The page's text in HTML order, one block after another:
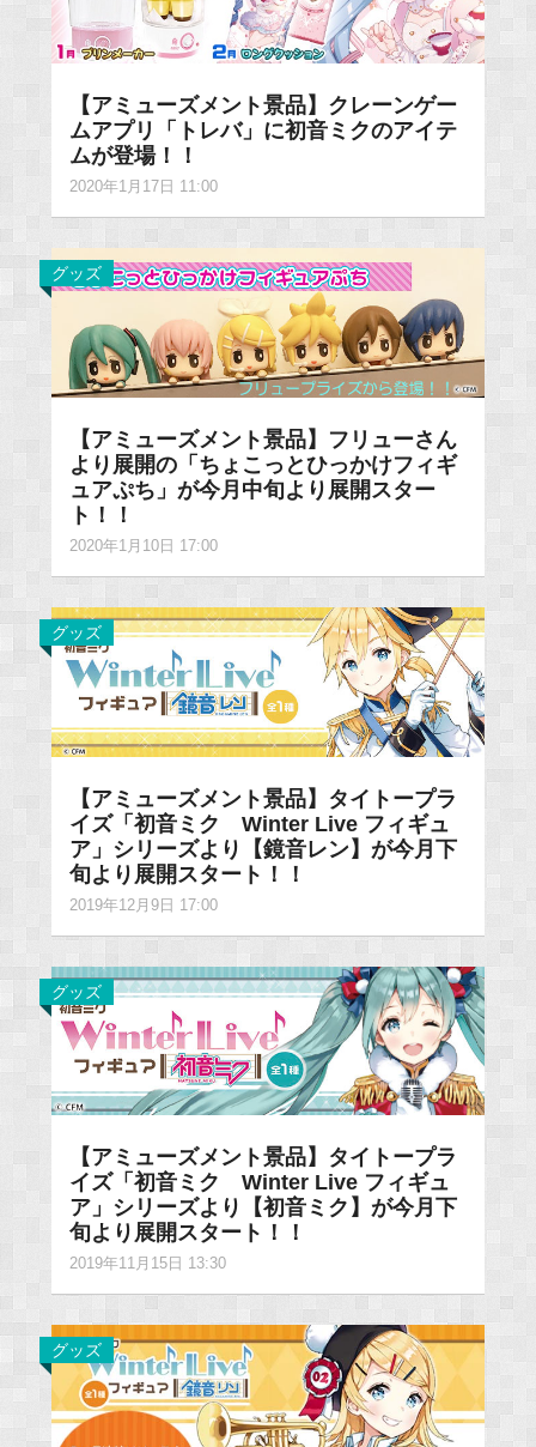
【アミューズメント景品】クレーンゲー
ムアプリ「トレバ」に初音ミクのアイテ
ムが登場！！
2020年1月17日 11:00
グッズ
【アミューズメント景品】フリューさん
より展開の「ちょこっとひっかけフィギ
ュアぷち」が今月中旬より展開スター
ト！！
2020年1月10日 17:00
グッズ
【アミューズメント景品】タイトープラ
イズ「初音ミク Winter Live フィギュ
ア」シリーズより【鏡音レン】が今月下
旬より展開スタート！！
2019年12月9日 17:00
グッズ
【アミューズメント景品】タイトープラ
イズ「初音ミク Winter Live フィギュ
ア」シリーズより【初音ミク】が今月下
旬より展開スタート！！
2019年11月15日 13:30
グッズ